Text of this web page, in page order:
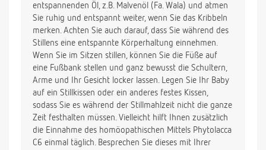
entspannenden Öl, z.B. Malvenöl (Fa. Wala) und atmen
Sie ruhig und entspannt weiter, wenn Sie das Kribbeln
merken. Achten Sie auch darauf, dass Sie während des
Stillens eine entspannte Körperhaltung einnehmen.
Wenn Sie im Sitzen stillen, können Sie die Füße auf
eine Fußbank stellen und ganz bewusst die Schultern,
Arme und Ihr Gesicht locker lassen. Legen Sie Ihr Baby
auf ein Stillkissen oder ein anderes festes Kissen,
sodass Sie es während der Stillmahlzeit nicht die ganze
Zeit festhalten müssen. Vielleicht hilft Ihnen zusätzlich
die Einnahme des homöopathischen Mittels Phytolacca
C6 einmal täglich. Besprechen Sie dieses mit Ihrer